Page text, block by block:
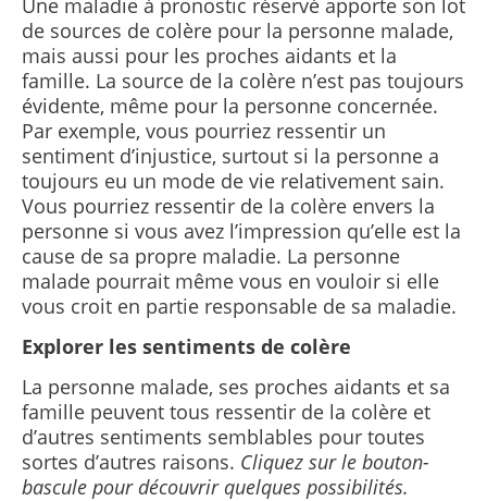
Une maladie à pronostic réservé apporte son lot
de sources de colère pour la personne malade,
mais aussi pour les proches aidants et la
famille. La source de la colère n’est pas toujours
évidente, même pour la personne concernée.
Par exemple, vous pourriez ressentir un
sentiment d’injustice, surtout si la personne a
toujours eu un mode de vie relativement sain.
Vous pourriez ressentir de la colère envers la
personne si vous avez l’impression qu’elle est la
cause de sa propre maladie. La personne
malade pourrait même vous en vouloir si elle
vous croit en partie responsable de sa maladie.
Explorer les sentiments de colère
La personne malade, ses proches aidants et sa
famille peuvent tous ressentir de la colère et
d’autres sentiments semblables pour toutes
sortes d’autres raisons. Cliquez sur le bouton-
bascule pour découvrir quelques possibilités.